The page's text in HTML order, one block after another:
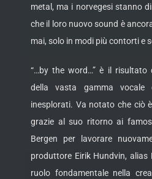
metal, ma i norvegesi stanno
che il loro nuovo sound è
mai, solo in modi più contorti e
“…by the word…” è il risultato
della vasta gamma
inesplorati. Va notato che ciò
grazie al suo ritorno ai
Bergen per lavorare
produttore Eirik Hundvin,
ruolo fondamentale nella